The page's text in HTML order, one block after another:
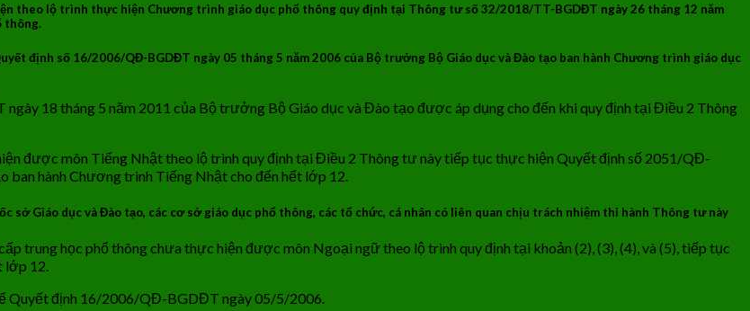
theo lộ trình thực hiện Chương trình giáo dục phổ thông quy định tại Thông tư số 32/2018/TT-BGDĐT ngày 26 tháng 12 năm
thông.
định số 16/2006/QĐ-BGDĐT ngày 05 tháng 5 năm 2006 của Bộ trưởng Bộ Giáo dục và Đào tạo ban hành Chương trình giáo dục
18 tháng 5 năm 2011 của Bộ trưởng Bộ Giáo dục và Đào tạo được áp dụng cho đến khi quy định tại Điều 2 Thông
được môn Tiếng Nhật theo lộ trình quy định tại Điều 2 Thông tư này tiếp tục thực hiện Quyết định số 2051/QĐ-
hành Chương trình Tiếng Nhật cho đến hết lớp 12.
sở Giáo dục và Đào tạo, các cơ sở giáo dục phổ thông, các tổ chức, cá nhân có liên quan chịu trách nhiệm thi hành Thông tư này
trung học phổ thông chưa thực hiện được môn Ngoại ngữ theo lộ trình quy định tại khoản (2), (3), (4), và (5), tiếp tục
lớp 12.
Quyết định 16/2006/QĐ-BGDĐT ngày 05/5/2006.